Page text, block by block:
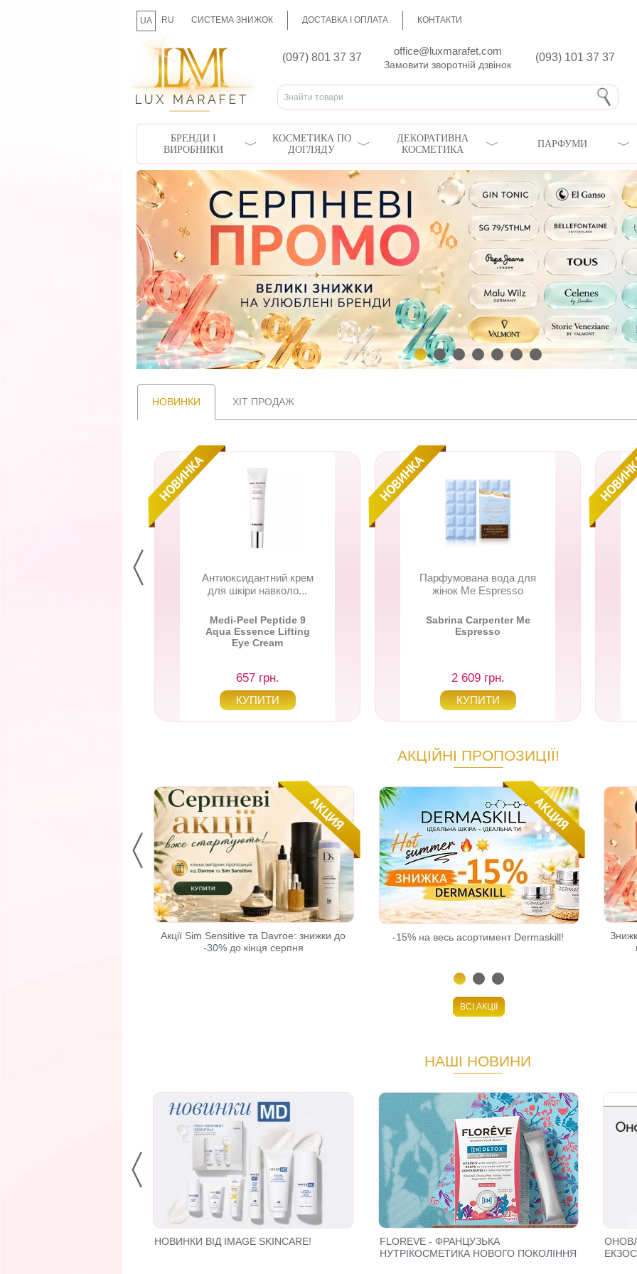
UA RU СИСТЕМА ЗНИЖОК ДОСТАВКА І ОПЛАТА КОНТАКТИ
(097) 801 37 37
office@luxmarafet.com
(093) 101 37 37
Замовити зворотній дзвінок
БРЕНДИ І
ВИРОБНИКИ
КОСМЕТИКА ПО
ДОГЛЯДУ
ДЕКОРАТИВНА
КОСМЕТИКА
ПАРФУМИ
НОВИНКИ ХІТ ПРОДАЖ
Антиоксидантний крем
для шкіри навколо...
Medi-Peel Peptide 9
Aqua Essence Lifting
Eye Cream
657 грн.
Парфумована вода для
жінок Me Espresso
Sabrina Carpenter Me
Espresso
2 609 грн.
АКЦІЙНІ ПРОПОЗИЦІЇ!
Акції Sim Sensitive та Davroe: знижки до
-30% до кінця серпня
-15% на весь асортимент Dermaskill!
ВСІ АКЦІЇ
НАШІ НОВИНИ
НОВИНКИ ВІД IMAGE SKINCARE!
FLOREVE - ФРАНЦУЗЬКА
НУТРІКОСМЕТИКА НОВОГО ПОКОЛІННЯ